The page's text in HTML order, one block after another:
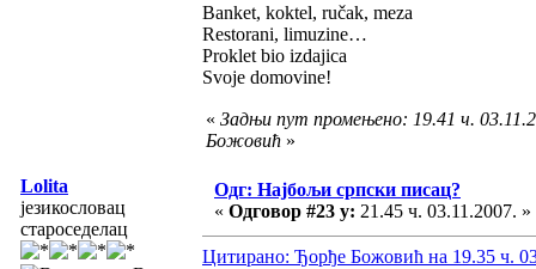
Banket, koktel, ručak, meza
Restorani, limuzine…
Proklet bio izdajica
Svoje domovine!
« Задњи пут промењено: 19.41 ч.
Божовић »
Lolita
језикословац
староседелац
Одг: Најбољи српски писац?
« Одговор #23 у: 21.45 ч. 03.11.2007. »
Цитирано: Ђорђе Божовић на 19.35 ч.